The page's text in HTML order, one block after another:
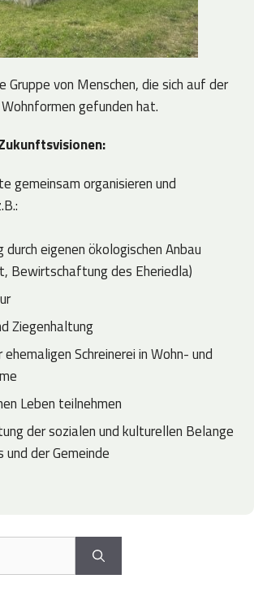
Gruppe von Menschen, die sich auf der
Wohnformen gefunden hat.
gemeinsam organisieren und
durch eigenen ökologischen Anbau
Bewirtschaftung des Eheriedla)
Ziegenhaltung
ehemaligen Schreinerei in Wohn- und
Leben teilnehmen
der sozialen und kulturellen Belange
der Gemeinde